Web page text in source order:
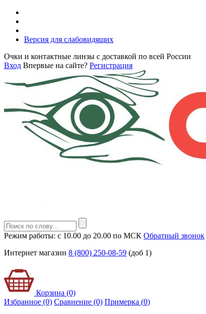
Версия для слабовидящих
Очки и контактные линзы с доставкой по всей России
Вход Впервые на сайте? Регистрация
Режим работы: с 10.00 до 20.00 по МСК Обратный звонок
Интернет магазин 8 (800) 250-08-59 (доб 1)
Корзина (0)
Избранное (0) Сравнение (0) Примерка (0)